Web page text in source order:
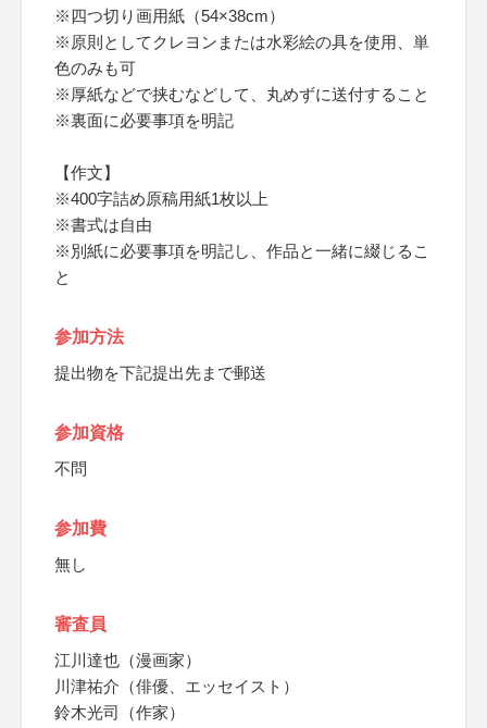
※四つ切り画用紙（54×38cm）
※原則としてクレヨンまたは水彩絵の具を使用、単
色のみも可
※厚紙などで挟むなどして、丸めずに送付すること
※裏面に必要事項を明記
【作文】
※400字詰め原稿用紙1枚以上
※書式は自由
※別紙に必要事項を明記し、作品と一緒に綴じるこ
と
参加方法
提出物を下記提出先まで郵送
参加資格
不問
参加費
無し
審査員
江川達也（漫画家）
川津祐介（俳優、エッセイスト）
鈴木光司（作家）